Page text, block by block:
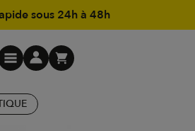
sous 24h à 48h